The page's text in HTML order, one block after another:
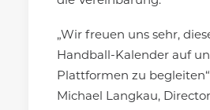
„Wir freuen uns sehr,
Handball-Kalender auf
Plattformen zu
Michael Langkau, Director